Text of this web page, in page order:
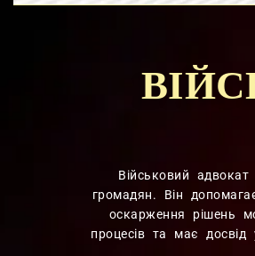
Військовий
громадян. Він
оскарження рішень
процесів та має досвід